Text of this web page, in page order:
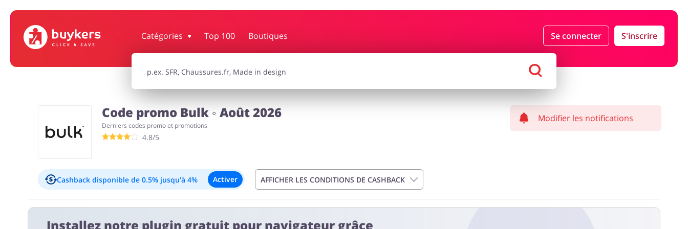
Catégories Top 100 Boutiques Se connecter S'inscrire
Maison & Jardin Bijoux & Accessoires Tourisme
Électronique & Électroménager
Enfants
Code promo Bulk ◦ Août 2026
Derniers codes promo et promotions
4.8/5
Modifier les notifications
Cashback disponible de 0.5% jusqu'à 4% Activer AFFICHER LES CONDITIONS DE CASHBACK
Nouveau client: 4%
Installez notre plugin gratuit pour navigateur grâce